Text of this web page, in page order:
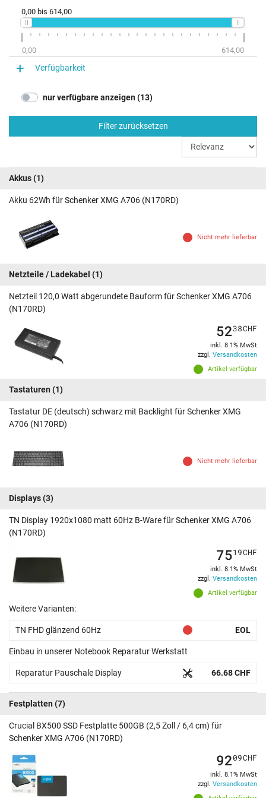
0,00 bis 614,00
0,00 614,00
Verfügbarkeit
nur verfügbare anzeigen (13)
Filter zurücksetzen
Akkus(1)
Akku 62Wh für Schenker XMG A706 (N170RD)
Nicht mehr lieferbar
Netzteile / Ladekabel (1)
Netzteil 120,0 Watt abgerundete Bauform für Schenker XMG A706
(N170RD)
Artikel verfügbar
5238CHF
inkl. 8.1% MwSt
zzgl. Versandkosten
Tastaturen (1)
Tastatur DE (deutsch) schwarz mit Backlight für Schenker XMG
A706 (N170RD)
Nicht mehr lieferbar
Displays(3)
TN Display 1920x1080 matt 60Hz B-Ware für Schenker XMG A706
(N170RD)
Artikel verfügbar
7519CHF
inkl. 8.1% MwSt
zzgl. Versandkosten
Weitere Varianten:
TN FHD glänzend 60Hz EOL
Einbau in unserer Notebook Reparatur Werkstatt
Reparatur Pauschale Display 66.68 CHF
Festplatten (7)
Crucial BX500 SSD Festplatte 500GB (2,5 Zoll / 6,4 cm) für
Schenker XMG A706 (N170RD)
9209CHF
inkl. 8.1% MwSt
zzgl. Versandkosten